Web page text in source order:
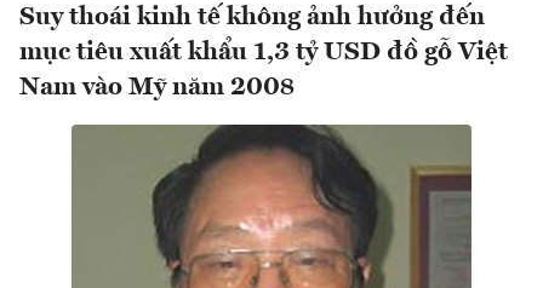
Suy thoái kinh tế không ảnh hưởng đến
mục tiêu xuất khẩu 1,3 tỷ USD đồ gỗ Việt
Nam vào Mỹ năm 2008